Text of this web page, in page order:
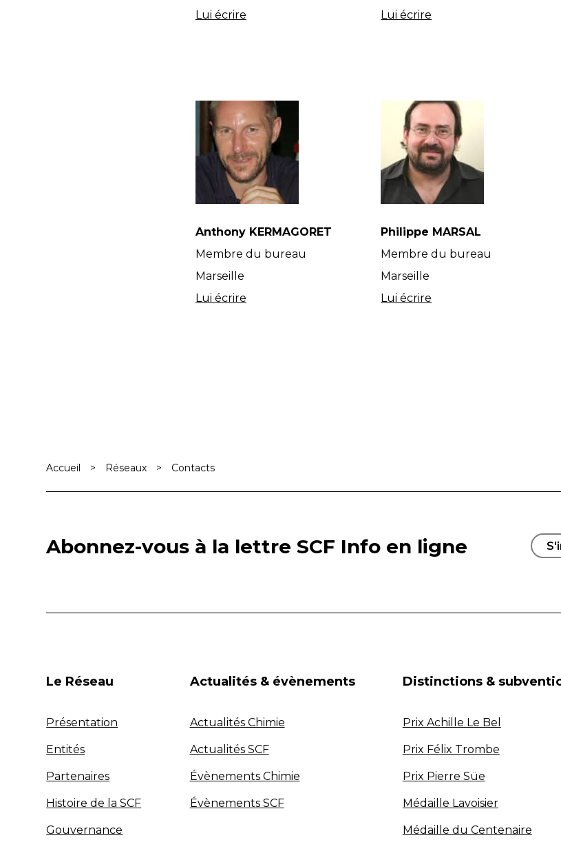
Lui écrire
Lui écrire
Anthony KERMAGORET
Membre du bureau
Marseille
Lui écrire
Philippe MARSAL
Membre du bureau
Marseille
Lui écrire
Accueil > Réseaux > Contacts
Abonnez-vous à la lettre SCF Info en ligne
Le Réseau
Présentation
Entités
Partenaires
Histoire de la SCF
Gouvernance
Actualités & évènements
Actualités Chimie
Actualités SCF
Évènements Chimie
Évènements SCF
Distinctions &
Prix Achille Le Bel
Prix Félix Trombe
Prix Pierre Süe
Médaille Lavoisier
Médaille du Centenaire